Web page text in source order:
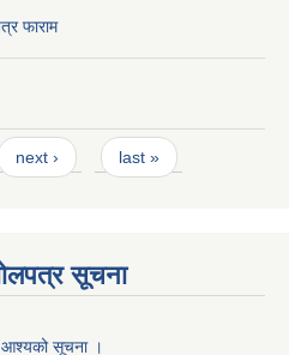
फाराम
next › last »
सूचना
आश्यको सूचना ।